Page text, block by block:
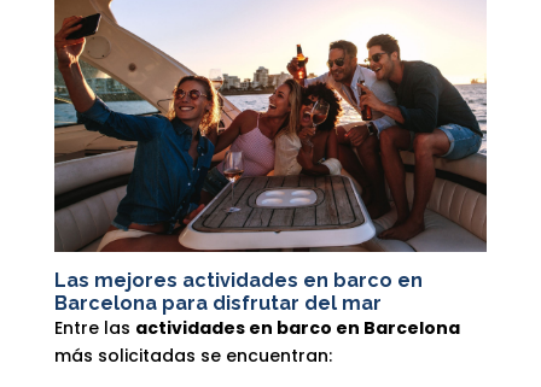
Las mejores actividades en barco en
Barcelona para disfrutar del mar
Entre las actividades en barco en Barcelona
más solicitadas se encuentran: